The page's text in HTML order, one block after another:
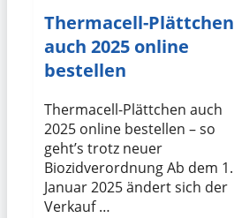
Thermacell-Plättchen
auch 2025 online
bestellen
Thermacell-Plättchen auch
2025 online bestellen – so
geht’s trotz neuer
Biozidverordnung Ab dem 1.
Januar 2025 ändert sich der
Verkauf …